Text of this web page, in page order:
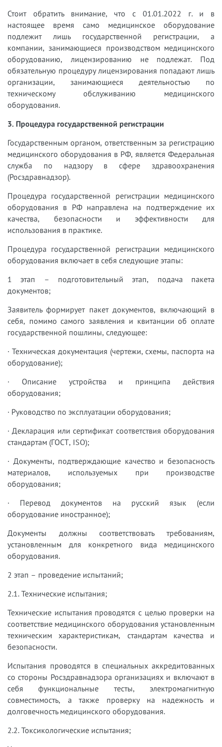
Стоит обратить внимание, что с 01.01.2022 г. и в
настоящее время само медицинское оборудование
подлежит лишь государственной регистрации, а
компании, занимающиеся производством медицинского
оборудованию, лицензированию не подлежат. Под
обязательную процедуру лицензирования попадают лишь
организации, занимающиеся деятельностью по
техническому обслуживанию медицинского
оборудования.
3. Процедура государственной регистрации
Государственным органом, ответственным за регистрацию
медицинского оборудования в РФ, является Федеральная
служба по надзору в сфере здравоохранения
(Росздравнадзор).
Процедура государственной регистрации медицинского
оборудования в РФ направлена на подтверждение их
качества, безопасности и эффективности для
использования в практике.
Процедура государственной регистрации медицинского
оборудования включает в себя следующие этапы:
1 этап – подготовительный этап, подача пакета
документов;
Заявитель формирует пакет документов, включающий в
себя, помимо самого заявления и квитанции об оплате
государственной пошлины, следующее:
· Техническая документация (чертежи, схемы, паспорта на
оборудование);
· Описание устройства и принципа действия
оборудования;
· Руководство по эксплуатации оборудования;
· Декларация или сертификат соответствия оборудования
стандартам (ГОСТ, ISO);
· Документы, подтверждающие качество и безопасность
материалов, используемых при производстве
оборудования;
· Перевод документов на русский язык (если
оборудование иностранное);
Документы должны соответствовать требованиям,
установленным для конкретного вида медицинского
оборудования.
2 этап – проведение испытаний;
2.1. Технические испытания;
Технические испытания проводятся с целью проверки на
соответствие медицинского оборудования установленным
техническим характеристикам, стандартам качества и
безопасности.
Испытания проводятся в специальных аккредитованных
со стороны Росздравнадзора организациях и включают в
себя функциональные тесты, электромагнитную
совместимость, а также проверку на надежность и
долговечность медицинского оборудования.
2.2. Токсикологические испытания;